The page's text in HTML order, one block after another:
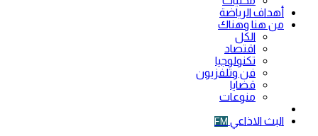
أهداف الرياضة
من هنا وهناك
الكل
اقتصاد
تكنولوجيا
فن وتلفزيون
قضايا
منوعات
البث الاذاعي FM